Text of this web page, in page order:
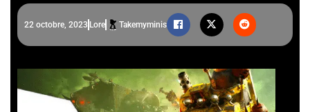
22 octobre, 2023 Lore Takemyminis